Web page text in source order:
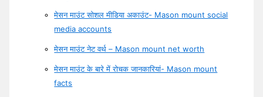
मेसन माउंट सोशल मीडिया अकाउंट- Mason mount social
media accounts
मेसन माउंट नेट वर्थ – Mason mount net worth
मेसन माउंट के बारे में रोचक जानकारियां- Mason mount
facts